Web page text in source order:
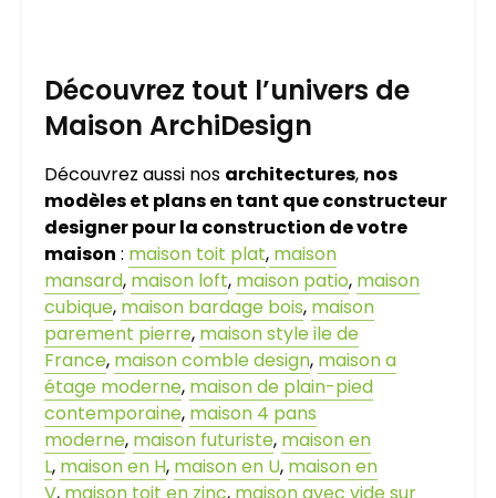
Découvrez tout l’univers de
Maison ArchiDesign
Découvrez aussi nos architectures, nos
modèles et plans en tant que constructeur
designer pour la construction de votre
maison : maison toit plat, maison
mansard, maison loft, maison patio, maison
cubique, maison bardage bois, maison
parement pierre, maison style ile de
France, maison comble design, maison a
étage moderne, maison de plain-pied
contemporaine, maison 4 pans
moderne, maison futuriste, maison en
L, maison en H, maison en U, maison en
V, maison toit en zinc, maison avec vide sur